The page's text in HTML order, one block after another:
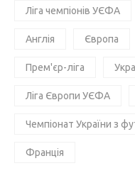
Ліга чемпіонів УЄФА
Англія Європа
Прем'єр-ліга
Ліга Європи УЄФА
Чемпіонат України з
Франція